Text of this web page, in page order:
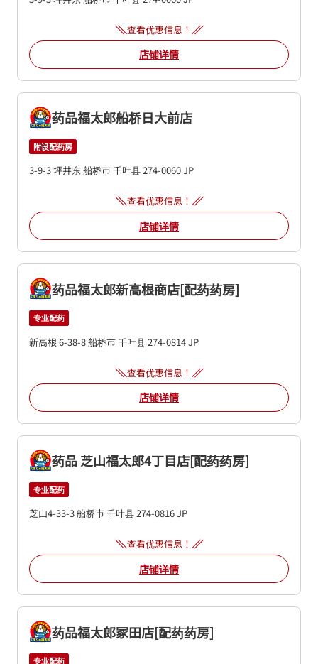
查看优惠信息！
店铺详情
药品福太郎船桥日大前店
附设配药房
3-9-3 坪井东船桥市千叶县274-0060JP
查看优惠信息！
店铺详情
药品福太郎新高根商店[配药药房]
专业配药
新高根 6-38-8船桥市千叶县274-0814JP
查看优惠信息！
店铺详情
药品 芝山福太郎4丁目店[配药药房]
专业配药
芝山4-33-3船桥市千叶县274-0816JP
查看优惠信息！
店铺详情
药品福太郎冢田店[配药药房]
专业配药